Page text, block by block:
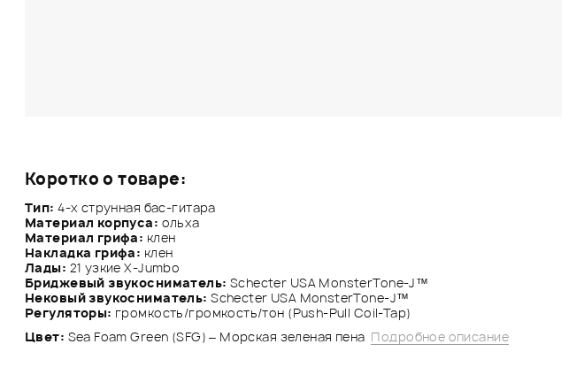
Коротко о товаре:
Тип: 4-х струнная бас-гитара
Материал корпуса: ольха
Материал грифа: клен
Накладка грифа: клен
Лады: 21 узкие X-Jumbo
Бриджевый звукосниматель: Schecter USA MonsterTone-J™
Нековый звукосниматель:Schecter USA MonsterTone-J™
Регуляторы: громкость/громкость/тон (Push-Pull Coil-Tap)
Цвет: Sea Foam Green (SFG) – Морская зеленая пена Подробное описание